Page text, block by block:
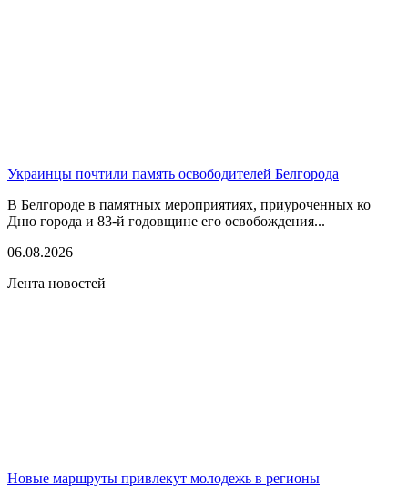
Украинцы почтили память освободителей Белгорода
В Белгороде в памятных мероприятиях, приуроченных ко
Дню города и 83-й годовщине его освобождения...
06.08.2026
Лента новостей
Новые маршруты привлекут молодежь в регионы